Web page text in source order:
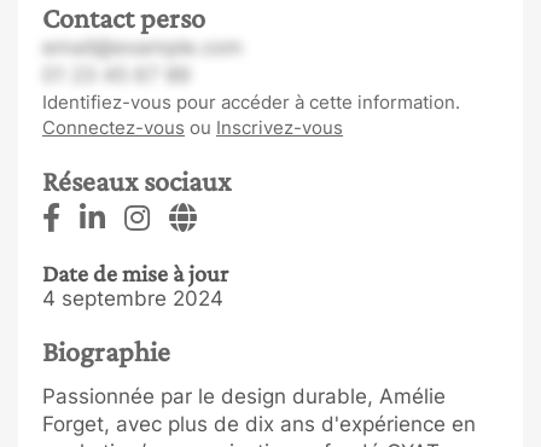
Contact perso
email@example.com
Identifiez-vous pour accéder à cette information.
Connectez-vous ou Inscrivez-vous
Réseaux sociaux
Date de mise à jour
4 septembre 2024
Biographie
Passionnée par le design durable, Amélie
Forget, avec plus de dix ans d'expérience en